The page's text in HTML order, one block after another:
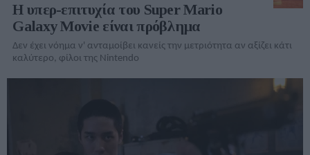
Η υπερ-επιτυχία του Super Mario
Galaxy Movie είναι πρόβλημα
Δεν έχει νόημα ν' ανταμοίβει κανείς την μετριότητα αν αξίζει κάτι
καλύτερο, φίλοι της Nintendo